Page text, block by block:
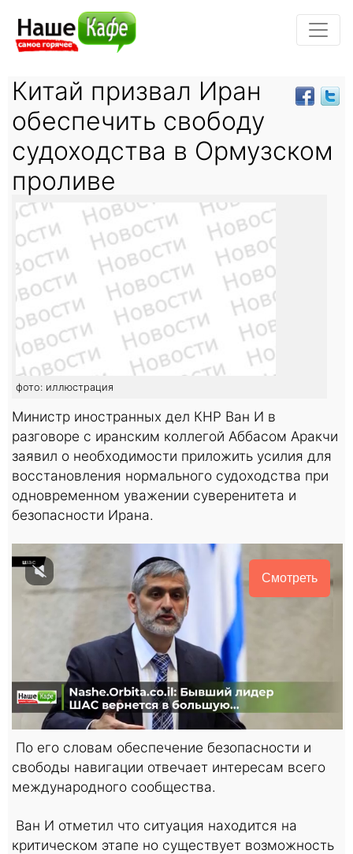
Китай призвал Иран
обеспечить свободу
судоходства в Ормузском
проливе
фото: иллюстрация
Министр иностранных дел КНР Ван И в
разговоре с иранским коллегой Аббасом Аракчи
заявил о необходимости приложить усилия для
восстановления нормального судоходства при
одновременном уважении суверенитета и
безопасности Ирана.
Смотреть
По его словам обеспечение безопасности и
свободы навигации отвечает интересам всего
международного сообщества.
Ван И отметил что ситуация находится на
критическом этапе но существует возможность